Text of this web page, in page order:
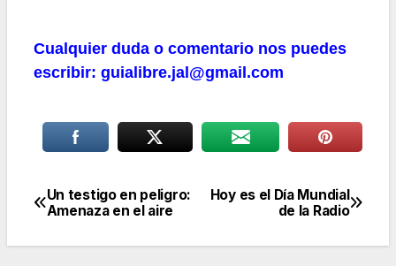
Cualquier duda o comentario nos puedes
escribir: guialibre.jal@gmail.com
Navegación
de
Hoy es el Día Mundial
de la Radio
Un testigo en peligro:
Amenaza en el aire